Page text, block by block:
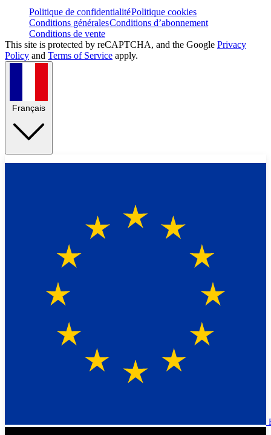
Politique de confidentialitéPolitique cookies
Conditions généralesConditions d’abonnement
Conditions de vente
This site is protected by reCAPTCHA, and the Google Privacy
Policy and Terms of Service apply.
Français